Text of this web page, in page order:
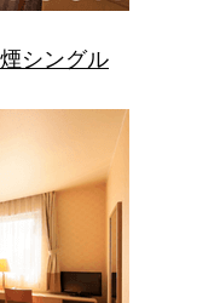
シングル